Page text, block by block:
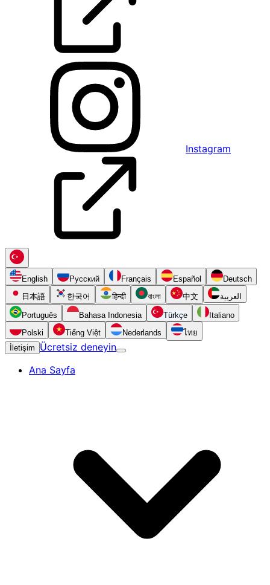
Instagram
English Русский Français Español
Deutsch
日本語
한국어 हिन्दी বাংলা 中文 العربية
Português Bahasa Indonesia Türkçe
Italiano
Polski
Tiếng Việt Nederlands
ไทย
İletişim
Ücretsiz deneyin
Ana Sayfa